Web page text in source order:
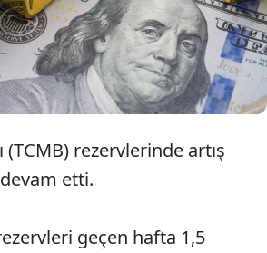
milyar dolar, nette 2,6 milyar dolar
32,3 milyar dolar oldu.
(TCMB) rezervlerinde artış
etti.
geçen hafta 1,5